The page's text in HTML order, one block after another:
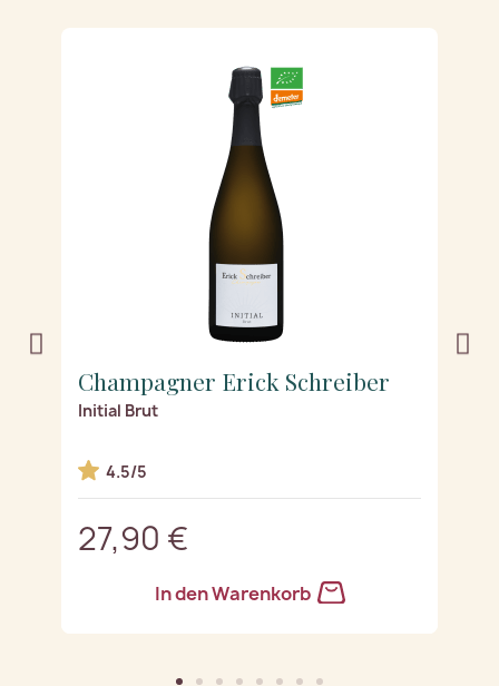
Champagner Erick Schreiber
Initial Brut
4.5/5
27,90 €
In den Warenkorb